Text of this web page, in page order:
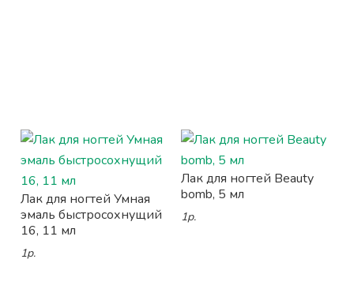
Лак для ногтей Умная
эмаль быстросохнущий
16, 11 мл
1р.
Лак для ногтей Beauty
bomb, 5 мл
1р.